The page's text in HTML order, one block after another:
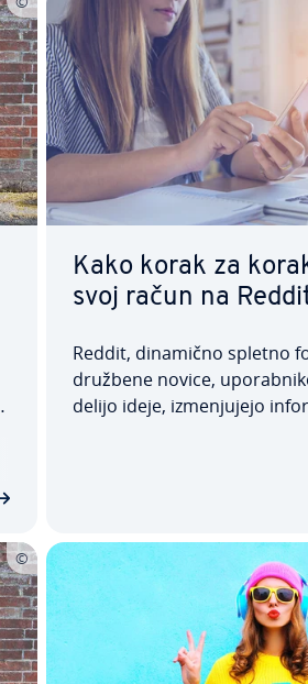
Kako korak za
svoj račun na
Reddit, dinamično spletno
družbene novice,
delijo ideje, iz­me­nju­je­jo